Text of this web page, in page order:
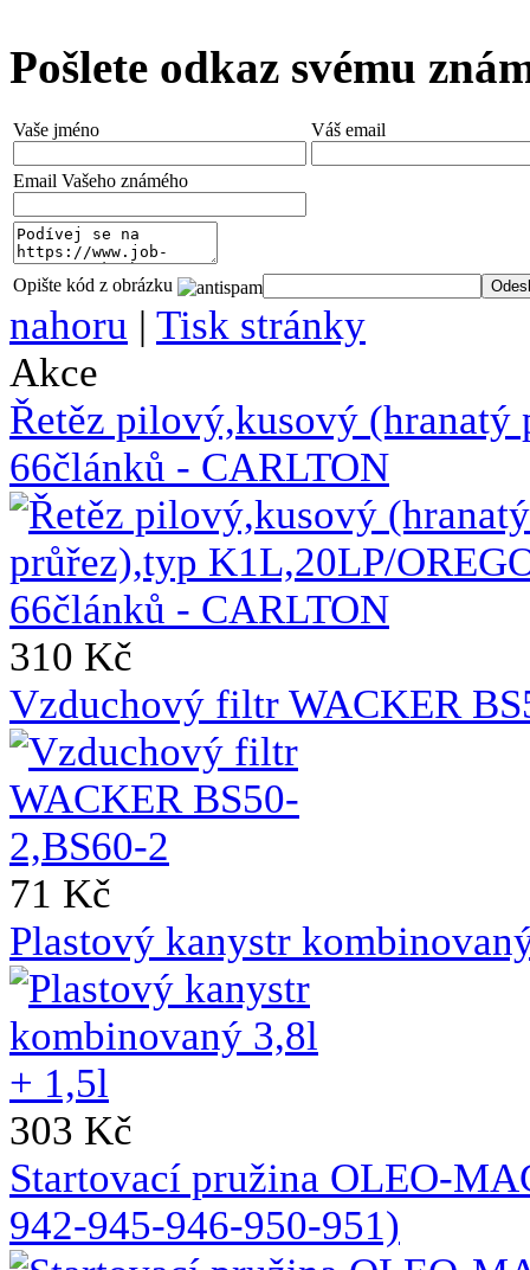
Pošlete odkaz svému
Vaše jméno Váš email
Email Vašeho známého
Opište kód z obrázku
nahoru | Tisk stránky
Akce
Řetěz pilový,kusový
66článků - CARLTON
310 Kč
Vzduchový filtr WACKER
71 Kč
Plastový kanystr
303 Kč
Startovací pružina OLEO-
942-945-946-950-951)